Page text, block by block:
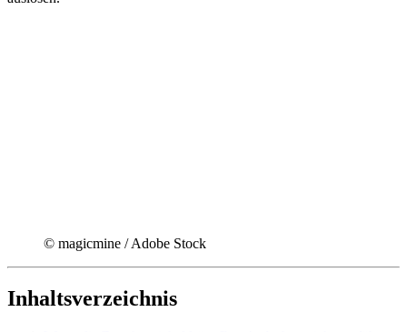
© magicmine / Adobe Stock
Inhaltsverzeichnis